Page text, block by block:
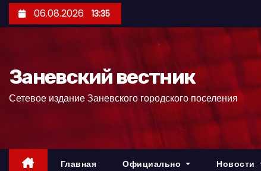
е
06.08.2026 13:35
Заневский вестник
Сетевое издание Заневского городского поселения
Главная Официально Новости